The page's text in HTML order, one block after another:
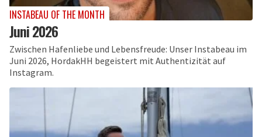
INSTABEAU OF THE MONTH
Juni 2026
Zwischen Hafenliebe und Lebensfreude: Unser Instabeau im
Juni 2026, HordakHH begeistert mit Authentizität auf
Instagram.